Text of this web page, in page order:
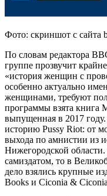
Фото: скриншот с сайта
По словам редактора
группе прозвучит
«история женщин с
особенно актуально
женщинами, требуют
программы взята книга
выпущенная в 2017
историю Pussy Riot: от
выхода по амнистии из
Нижегородской
самиздатом, то в
дело взялись крупные
Books и Ciconia &